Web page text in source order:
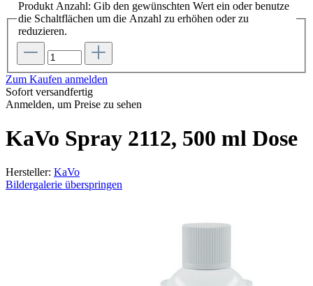
Produkt Anzahl: Gib den gewünschten Wert ein oder benutze
die Schaltflächen um die Anzahl zu erhöhen oder zu
reduzieren.
Zum Kaufen anmelden
Sofort versandfertig
Anmelden, um Preise zu sehen
KaVo Spray 2112, 500 ml Dose
Hersteller: KaVo
Bildergalerie überspringen